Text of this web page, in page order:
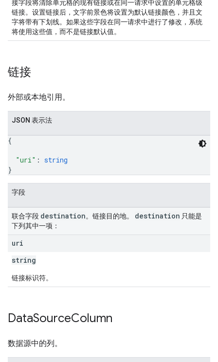
接字段将清除单元格的现有链接或在同一请求中设置的单元格级
链接。设置链接后，文字前景色将设置为默认链接颜色，并且文
字将带有下划线。如果这些字段在同一请求中进行了修改，系统
将使用这些值，而不是链接默认值。
链接
外部或本地引用。
JSON 表示法
{
"uri" : string
}
字段
联合字段 destination。链接目的地。 destination 只能是
下列其中一项：
uri
string
链接标识符。
DataSourceColumn
数据源中的列。